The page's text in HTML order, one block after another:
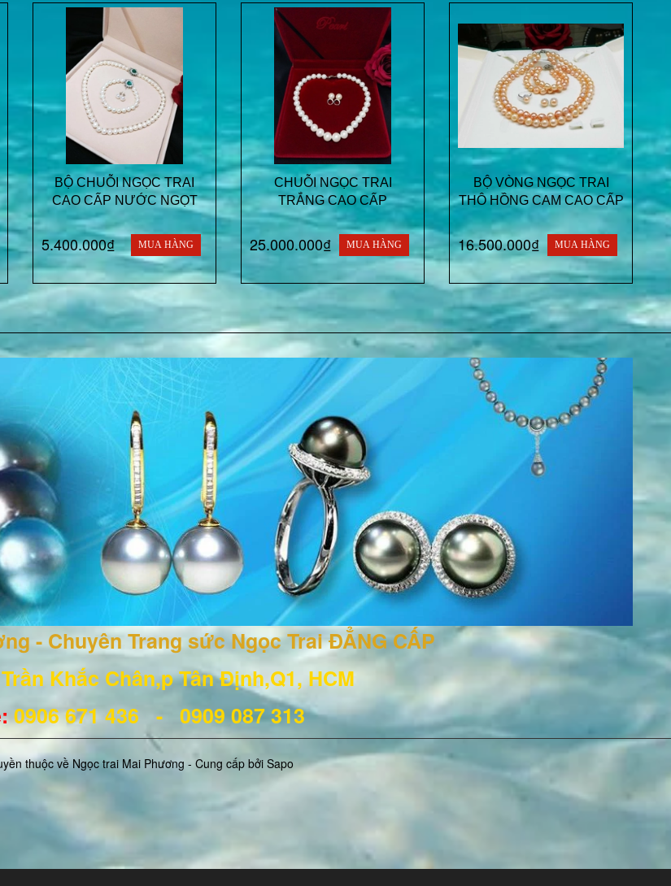
BỘ CHUỖI NGỌC TRAI
CAO CẤP NƯỚC NGỌT
5.400.000₫ MUA HÀNG
CHUỖI NGỌC TRAI
TRẮNG CAO CẤP
25.000.000₫ MUA HÀNG
BỘ VÒNG NGỌC TRAI
THÔ HỒNG CAM CAO CẤP
16.500.000₫ MUA HÀNG
- Chuyên Trang sức Ngọc Trai ĐẲNG CẤP
Khắc Chân,p Tân Định,Q1, HCM
:0906 671436 - 0909 087 313
thuộc về Ngọc trai Mai Phương - Cung cấp bởi Sapo